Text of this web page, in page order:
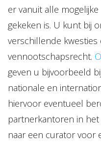
er vanuit alle
gekeken is. U kunt bij
verschillende
vennootschapsrecht.
geven u bijvoorbeeld
nationale en
hiervoor eventueel
partnerkantoren in
naar een curator voor